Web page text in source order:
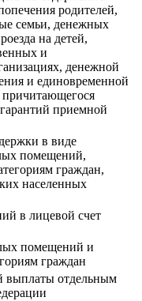
родителей,
семьи, денежных
на детей,
и
денежной
и единовременной
приемной
в виде
помещений,
граждан,
населенных
в лицевой счет
помещений и
граждан
выплаты отдельным